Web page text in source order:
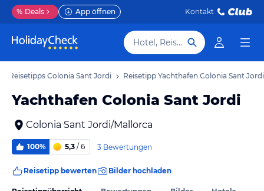
% Deals App öffnen Kontakt
Hotel, Reiseziel
Reisetipps Colonia Sant Jordi Reisetipp Yachthafen Colonia Sant Jordi
Yachthafen Colonia Sant Jordi
Colonia Sant Jordi/Mallorca
100% 5,3 / 6 3 Bewertungen
Reisetipp bewerten Bilder hochladen